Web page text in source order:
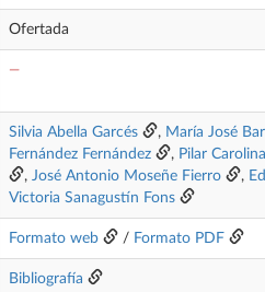
Ofertada
—
Silvia Abella Garcés , María José
Fernández Fernández
, Pilar
, José Antonio Moseñe Fierro ,
Victoria Sanagustín Fons
Formato web / Formato PDF
Bibliografía